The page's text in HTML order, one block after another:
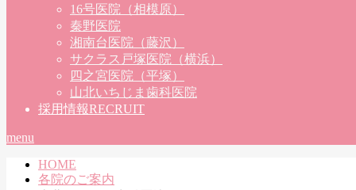
16号医院（相模原）
秦野医院
湘南台医院（藤沢）
サクラス戸塚医院（横浜）
四之宮医院（平塚）
山北いちじま歯科医院
採用情報RECRUIT
menu
HOME
各院のご案内